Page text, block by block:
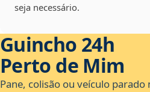
seja necessário.
Guincho 24h
Perto de Mim
Pane, colisão ou veículo parado